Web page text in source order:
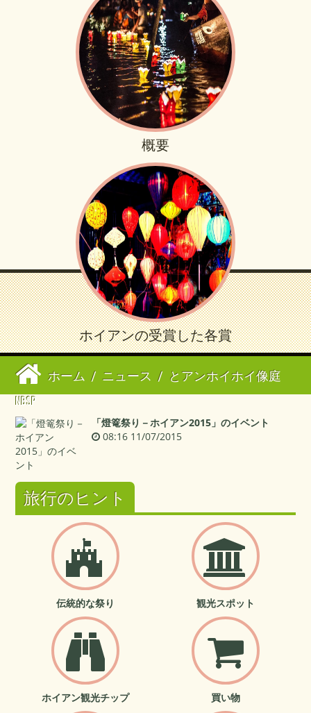
概要
ホイアンの受賞した各賞
ホーム / ニュース / とアンホイホイ像庭
NBSP
「燈篭祭り－ホイアン2015」のイベント
08:16 11/07/2015
旅行のヒント
伝統的な祭り 観光スポット
ホイアン観光チップ 買い物